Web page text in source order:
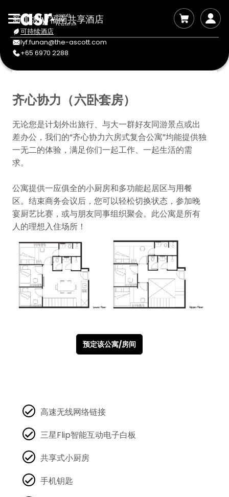
新加坡lyf福南共享酒店
可持续酒店
lyf.funan@the-ascott.com
+65 6970 2288
齐心协力（六卧套房）
无论您是计划外出旅行、与大一群好友同游景点或出
差办公，我们的“齐心协力六房式复合公寓”均能提供独
一无二的体验，满足你们一起工作、一起生活的需
求。
公寓提供一应俱全的小厨房和多功能起居区与用餐
区。结束商务会议后，您可以轻松切换状态，参加晚
宴厨艺比赛，或与朋友同事组织聚会。此公寓是所有
人的理想入住场所！
预定该公寓/房间
高速无线网络链接
三星Flip智能互动电子白板
共享式小厨房
手机钥匙